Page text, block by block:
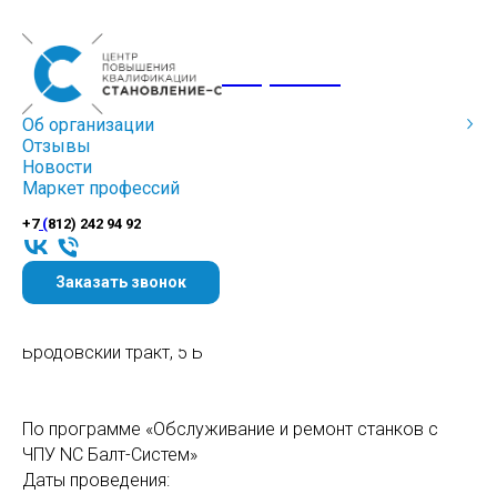
Об организации
Отзывы
Новости
Маркет профессий
+7(812) 242 94 92
Заказать звонок
Горящие места на курсы в марте-апреле
Бродовский тракт, 5 Б
По программе «Обслуживание и ремонт станков с
ЧПУ NC Балт-Систем»
Даты проведения: